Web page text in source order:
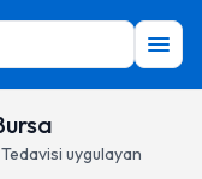
uygulayan